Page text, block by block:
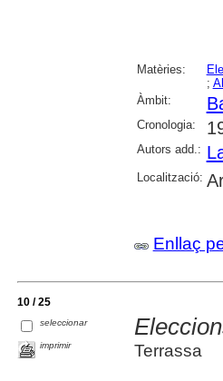
Matèries:
;
Àmbit:
Cronologia:
Autors add.:
Localització:
Enllaç
10 / 25
seleccionar
imprimir Terrassa